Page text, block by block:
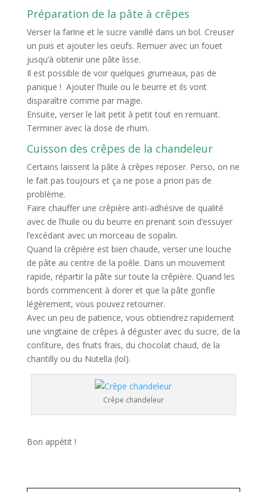
Préparation de la pâte à crêpes
Verser la farine et le sucre vanillé dans un bol. Creuser
un puis et ajouter les oeufs. Remuer avec un fouet
jusqu’à obtenir une pâte lisse.
Il est possible de voir quelques grumeaux, pas de
panique ! Ajouter l’huile ou le beurre et ils vont
disparaître comme par magie.
Ensuite, verser le lait petit à petit tout en remuant.
Terminer avec la dose de rhum.
Cuisson des crêpes de la chandeleur
Certains laissent la pâte à crêpes reposer. Perso, on ne
le fait pas toujours et ça ne pose a priori pas de
problème.
Faire chauffer une crêpière anti-adhésive de qualité
avec de l’huile ou du beurre en prenant soin d’essuyer
l’excédant avec un morceau de sopalin.
Quand la crêpière est bien chaude, verser une louche
de pâte au centre de la poêle. Dans un mouvement
rapide, répartir la pâte sur toute la crêpière. Quand les
bords commencent à dorer et que la pâte gonfle
légèrement, vous pouvez retourner.
Avec un peu de patience, vous obtiendrez rapidement
une vingtaine de crêpes à déguster avec du sucre, de la
confiture, des fruits frais, du chocolat chaud, de la
chantilly ou du Nutella (lol).
Crêpe chandeleur
Bon appétit !